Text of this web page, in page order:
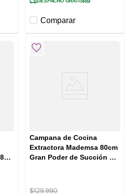
RM
Comparar
Campana de Cocina
Extractora Mademsa 80cm
Gran Poder de Succión y 3
$129.990